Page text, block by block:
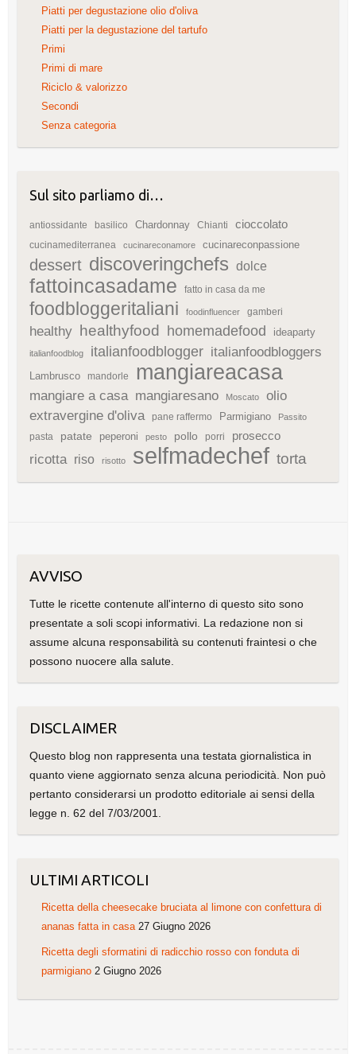
Piatti per degustazione olio d'oliva
Piatti per la degustazione del tartufo
Primi
Primi di mare
Riciclo & valorizzo
Secondi
Senza categoria
Sul sito parliamo di…
antiossidante basilico Chardonnay Chianti cioccolato
cucinamediterranea cucinareconamore cucinareconpassione
dessert discoveringchefs dolce
fattoincasadame fatto in casa da me
foodbloggeritaliani foodinfluencer gamberi
healthy healthyfood homemadefood ideaparty
italianfoodblog italianfoodblogger italianfoodbloggers
Lambrusco mandorle mangiareacasa
mangiare a casa mangiaresano Moscato
olio
extravergine d'oliva
pane raffermo Parmigiano Passito
pasta patate peperoni pesto pollo porri prosecco
ricotta riso risotto selfmadechef torta
AVVISO
Tutte le ricette contenute all'interno di questo sito sono
presentate a soli scopi informativi. La redazione non si
assume alcuna responsabilità su contenuti fraintesi o che
possono nuocere alla salute.
DISCLAIMER
Questo blog non rappresenta una testata giornalistica in
quanto viene aggiornato senza alcuna periodicità. Non può
pertanto considerarsi un prodotto editoriale ai sensi della
legge n. 62 del 7/03/2001.
ULTIMI ARTICOLI
Ricetta della cheesecake bruciata al limone con confettura di
ananas fatta in casa 27 Giugno 2026
Ricetta degli sformatini di radicchio rosso con fonduta di
parmigiano 2 Giugno 2026